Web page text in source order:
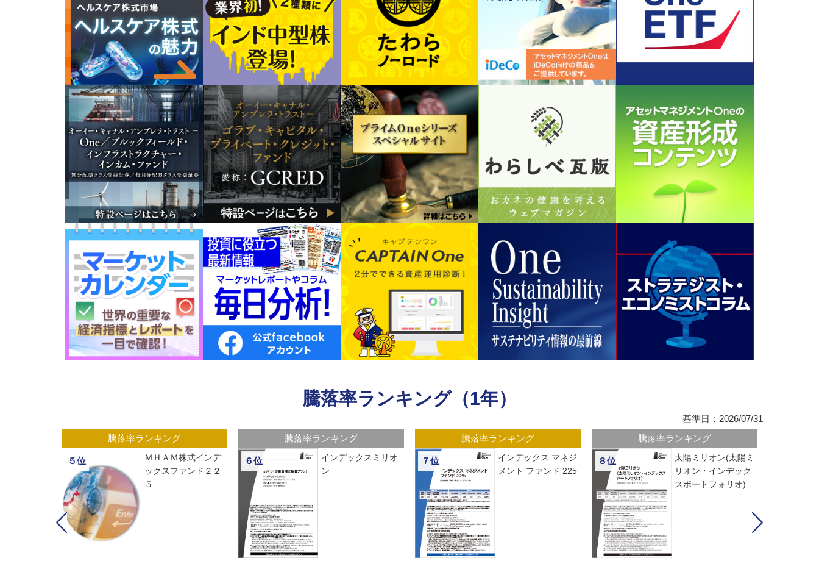
騰落率ランキング（1年）
基準日：2026/07/31
騰落率ランキング
５位
ＭＨＡＭ株式インデ
ックスファンド２２
５
騰落率ランキング
６位
インデックスミリオ
ン
騰落率ランキング
７位
インデックス マネジ
メント ファンド 225
騰落率ランキング
８位
太陽ミリオン(太陽ミ
リオン・インデック
スポートフォリオ)